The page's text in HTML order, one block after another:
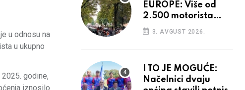
u odnosu na
u ukupno
godine,
iznosilo
EUROPE: Više od
2.500 motorista
defiliralo gradom
3. AVGUST 2026.
I TO JE MOGUĆE:
Načelnici dvaju